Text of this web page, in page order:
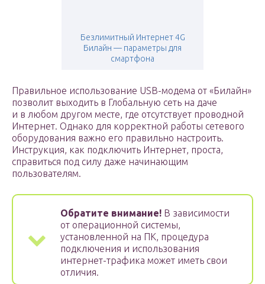
Безлимитный Интернет 4G
Билайн — параметры для
смартфона
Правильное использование USB-модема от «Билайн»
позволит выходить в Глобальную сеть на даче
и в любом другом месте, где отсутствует проводной
Интернет. Однако для корректной работы сетевого
оборудования важно его правильно настроить.
Инструкция, как подключить Интернет, проста,
справиться под силу даже начинающим
пользователям.
Обратите внимание! В зависимости
от операционной системы,
установленной на ПК, процедура
подключения и использования
интернет-трафика может иметь свои
отличия.